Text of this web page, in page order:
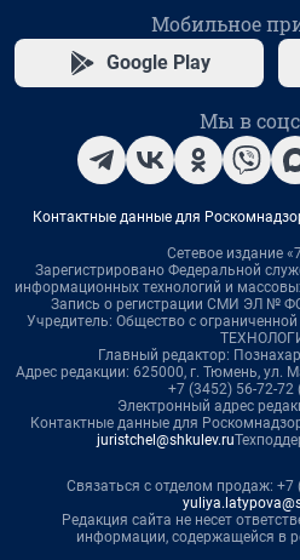
Мобильное
Google Play
Мы в
Контактные данные для
Сетевое издание
Зарегистрировано Федеральной
информационных технологий и
Запись о регистрации СМИ ЭЛ №
Учредитель: Общество с
Главный редактор:
Адрес редакции: 625000, г. Тюмень, ул.
+7 (3452) 56-72-72
Электронный адрес
Контактные данные для
juristchel@shkulev.ru
Связаться с отделом продаж: +7
Редакция сайта не несет
информации, содержащейся в